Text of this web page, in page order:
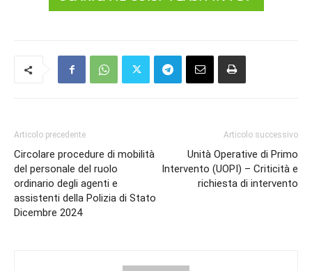
Articolo precedente
Circolare procedure di mobilità
del personale del ruolo
ordinario degli agenti e
assistenti della Polizia di Stato
Dicembre 2024
Articolo successivo
Unità Operative di Primo
Intervento (UOPI) – Criticità e
richiesta di intervento